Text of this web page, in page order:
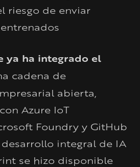
riesgo de enviar
ya ha integrado el
cadena de
abierta,
Azure IoT
Foundry y GitHub
integral de IA
se hizo disponible